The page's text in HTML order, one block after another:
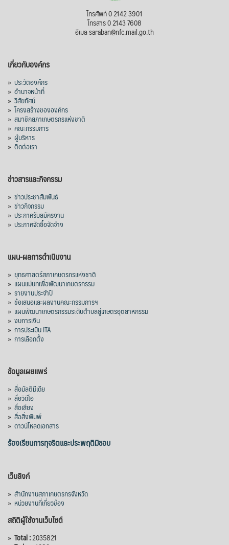
โทรศัพท์ 0 2142 3901
โทรสาร 0 2143 7608
อีเมล saraban@nfc.mail.go.th
เกี่ยวกับองค์กร
» ประวัติองค์กร
» อำนาจหน้าที่
» วิสัยทัศน์
» โครงสร้างขององค์กร
» สมาชิกสภาเกษตรกรแห่งชาติ
» คณะกรรมการ
» ผู้บริหาร
» ติดต่อเรา
ข่าวสารและกิจกรรม
» ข่าวประชาสัมพันธ์
» ข่าวกิจกรรม
» ประกาศรับสมัครงาน
» ประกาศจัดซื้อจัดจ้าง
แผน-ผลการดำเนินงาน
» ยุทธศาสตร์สภาเกษตรกรแห่งชาติ
» แผนแม่บทเพื่อพัฒนาเกษตรกรรม
» รายงานประจำปี
» ข้อเสนอและผลงานคณะกรรมการฯ
» แผนพัฒนาเกษตรกรรมระดับตำบลสู่เกษตรอุตสาหกรรม
» งบการเงิน
» การประเมิน ITA
» การเลือกตั้ง
ข้อมูลเผยแพร่
» สื่อมัลติมีเดีย
» สื่อวิดีโอ
» สื่อเสียง
» สื่อสิ่งพิมพ์
» ดาวน์โหลดเอกสาร
ร้องเรียนการทุจริตและประพฤติมิชอบ
เว็บลิงก์
» สำนักงานสภาเกษตรกรจังหวัด
» หน่วยงานที่เกี่ยวข้อง
สถิติผู้ใช้งานเว็บไซต์
» Total :2035821